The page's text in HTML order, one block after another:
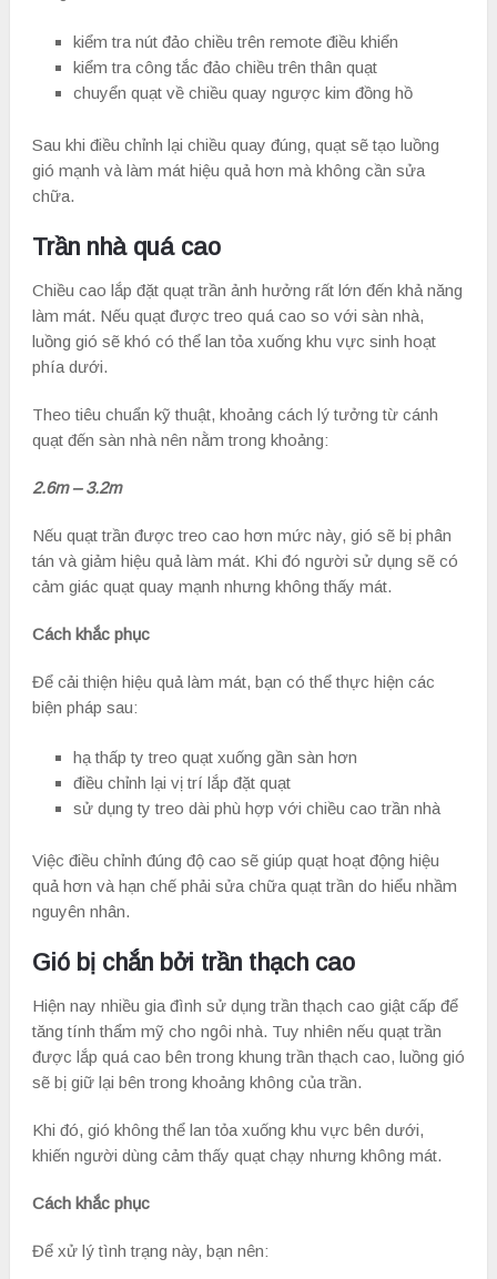
kiểm tra nút đảo chiều trên remote điều khiển
kiểm tra công tắc đảo chiều trên thân quạt
chuyển quạt về chiều quay ngược kim đồng hồ
Sau khi điều chỉnh lại chiều quay đúng, quạt sẽ tạo luồng
gió mạnh và làm mát hiệu quả hơn mà không cần sửa
chữa.
Trần nhà quá cao
Chiều cao lắp đặt quạt trần ảnh hưởng rất lớn đến khả năng
làm mát. Nếu quạt được treo quá cao so với sàn nhà,
luồng gió sẽ khó có thể lan tỏa xuống khu vực sinh hoạt
phía dưới.
Theo tiêu chuẩn kỹ thuật, khoảng cách lý tưởng từ cánh
quạt đến sàn nhà nên nằm trong khoảng:
2.6m – 3.2m
Nếu quạt trần được treo cao hơn mức này, gió sẽ bị phân
tán và giảm hiệu quả làm mát. Khi đó người sử dụng sẽ có
cảm giác quạt quay mạnh nhưng không thấy mát.
Cách khắc phục
Để cải thiện hiệu quả làm mát, bạn có thể thực hiện các
biện pháp sau:
hạ thấp ty treo quạt xuống gần sàn hơn
điều chỉnh lại vị trí lắp đặt quạt
sử dụng ty treo dài phù hợp với chiều cao trần nhà
Việc điều chỉnh đúng độ cao sẽ giúp quạt hoạt động hiệu
quả hơn và hạn chế phải sửa chữa quạt trần do hiểu nhầm
nguyên nhân.
Gió bị chắn bởi trần thạch cao
Hiện nay nhiều gia đình sử dụng trần thạch cao giật cấp để
tăng tính thẩm mỹ cho ngôi nhà. Tuy nhiên nếu quạt trần
được lắp quá cao bên trong khung trần thạch cao, luồng gió
sẽ bị giữ lại bên trong khoảng không của trần.
Khi đó, gió không thể lan tỏa xuống khu vực bên dưới,
khiến người dùng cảm thấy quạt chạy nhưng không mát.
Cách khắc phục
Để xử lý tình trạng này, bạn nên: